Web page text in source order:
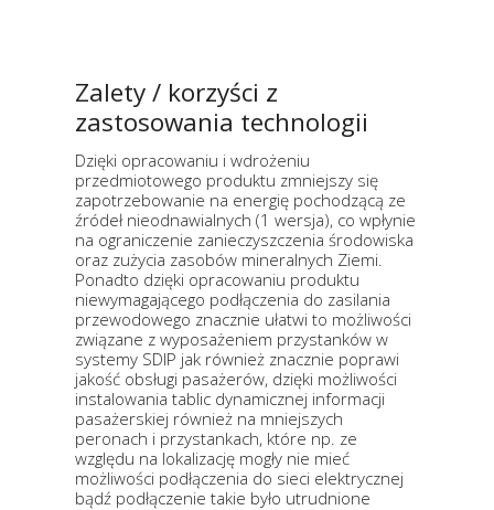
Zalety / korzyści z
zastosowania technologii
Dzięki opracowaniu i wdrożeniu
przedmiotowego produktu zmniejszy się
zapotrzebowanie na energię pochodzącą ze
źródeł nieodnawialnych (1 wersja), co wpłynie
na ograniczenie zanieczyszczenia środowiska
oraz zużycia zasobów mineralnych Ziemi.
Ponadto dzięki opracowaniu produktu
niewymagającego podłączenia do zasilania
przewodowego znacznie ułatwi to możliwości
związane z wyposażeniem przystanków w
systemy SDIP jak również znacznie poprawi
jakość obsługi pasażerów, dzięki możliwości
instalowania tablic dynamicznej informacji
pasażerskiej również na mniejszych
peronach i przystankach, które np. ze
względu na lokalizację mogły nie mieć
możliwości podłączenia do sieci elektrycznej
bądź podłączenie takie było utrudnione